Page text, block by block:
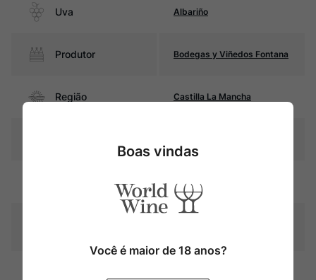
Uva Albariño
Produtor Bodegas y Viñedos Fontana
Região Castilla La Mancha
Âmbar com reflexos dourados
as cascas por 182 dias
Boas vindas
Você é maior de 18 anos?